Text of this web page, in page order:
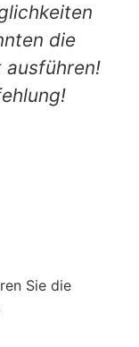
die
ausführen!
Sie die